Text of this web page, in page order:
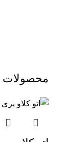
محصولات